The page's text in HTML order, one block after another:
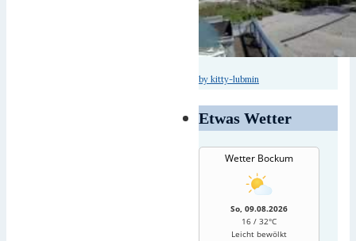
by kitty-lubmin
Etwas Wetter
Wetter Bockum
So, 09.08.2026
16 / 32°C
Leicht bewölkt